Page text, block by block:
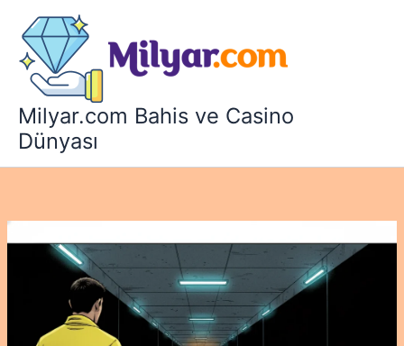
Milyar.com Bahis ve Casino
Dünyası